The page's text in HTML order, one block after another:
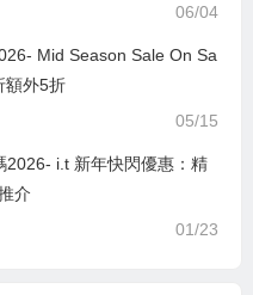
06/04
Mid Season Sale On Sa
額外5折
05/15
2026- i.t 新年快閃優惠：精
介
01/23